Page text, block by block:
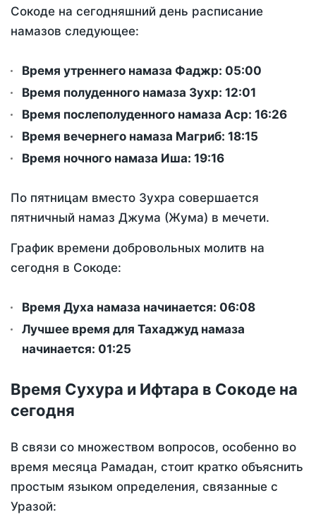
Сокоде на сегодняшний день расписание
намазов следующее:
Время утреннего намаза Фаджр: 05:00
Время полуденного намаза Зухр: 12:01
Время послеполуденного намаза Аср: 16:26
Время вечернего намаза Магриб: 18:15
Время ночного намаза Иша: 19:16
По пятницам вместо Зухра совершается
пятничный намаз Джума (Жума) в мечети.
График времени добровольных молитв на
сегодня в Сокоде:
Время Духа намаза начинается: 06:08
Лучшее время для Тахаджуд намаза
начинается: 01:25
Время Сухура и Ифтара в Сокоде на
сегодня
В связи со множеством вопросов, особенно во
время месяца Рамадан, стоит кратко объяснить
простым языком определения, связанные с
Уразой: